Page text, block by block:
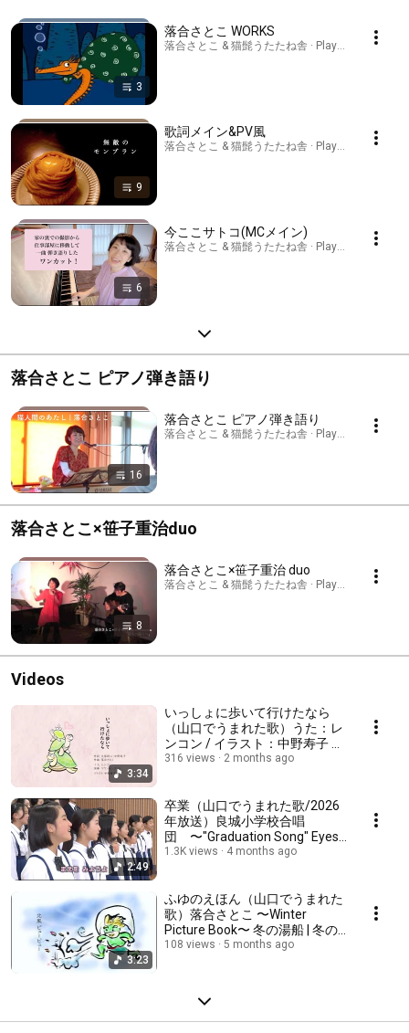
3
落合さとこ WORKS
落合さとこ & 猫髭うたたね舎 · Playlist
9
歌詞メイン&PV風
落合さとこ & 猫髭うたたね舎 · Playlist
6
今ここサトコ(MCメイン)
落合さとこ & 猫髭うたたね舎 · Playlist
落合さとこ ピアノ弾き語り
16
落合さとこ ピアノ弾き語り
落合さとこ & 猫髭うたたね舎 · Playlist
落合さとこ×笹子重治duo
8
落合さとこ×笹子重治 duo
落合さとこ & 猫髭うたたね舎 · Playlist
Videos
3:34
いっしょに歩いて行けたなら
（山口でうまれた歌）うた：レ
ンコン / イラスト：中野寿子 〜
Under the Same Sky〜
316 views 2 months ago
2:49
卒業（山口でうまれた歌/2026
年放送）良城小学校合唱
団 〜"Graduation Song" Eyes
on Tomorrow〜 卒業ソング | 目
1.3K views 4 months ago
3:23
ふゆのえほん（山口でうまれた
歌）落合さとこ 〜Winter
Picture Book〜 冬の湯船 | 冬の
お布団 | 冬の北風 | 冬のお鍋
108 views 5 months ago